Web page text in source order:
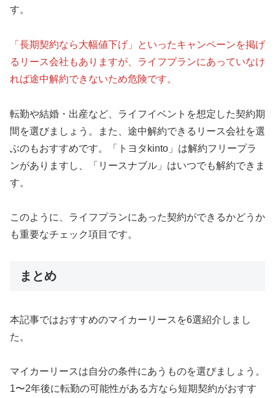
す。
「長期契約なら大幅値下げ」といったキャンペーンを掲げ
るリース会社もありますが、ライフプランにあっていなけ
れば途中解約できないため危険です。
転勤や結婚・出産など、ライフイベントを想定した契約期
間を選びましょう。また、途中解約できるリース会社を選
ぶのもおすすめです。「トヨタkinto」は解約フリープラ
ンがありますし、「リースナブル」はいつでも解約できま
す。
このように、ライフプランにあった契約ができるかどうか
も重要なチェック項目です。
まとめ
本記事ではおすすめのマイカーリースを6選紹介しまし
た。
マイカーリースは自分の条件にあうものを選びましょう。
1〜2年後に転勤の可能性がある方なら短期契約がおすす